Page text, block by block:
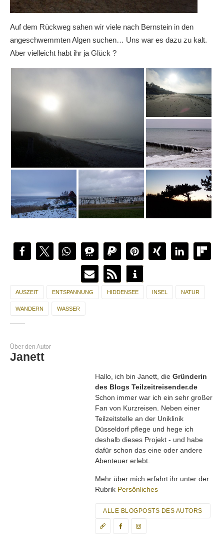
Auf dem Rückweg sahen wir viele nach Bernstein in den
angeschwemmten Algen suchen… Uns war es dazu zu kalt.
Aber vielleicht habt ihr ja Glück ?
AUSZEIT ENTSPANNUNG HIDDENSEE INSEL NATUR
WANDERN WASSER
Über den Autor
Janett
Hallo, ich bin Janett, die Gründerin
des Blogs Teilzeitreisender.de
Schon immer war ich ein sehr großer
Fan von Kurzreisen. Neben einer
Teilzeitstelle an der Uniklinik
Düsseldorf pflege und hege ich
deshalb dieses Projekt - und habe
dafür schon das eine oder andere
Abenteuer erlebt.
Mehr über mich erfahrt ihr unter der
Rubrik Persönliches
ALLE BLOGPOSTS DES AUTORS